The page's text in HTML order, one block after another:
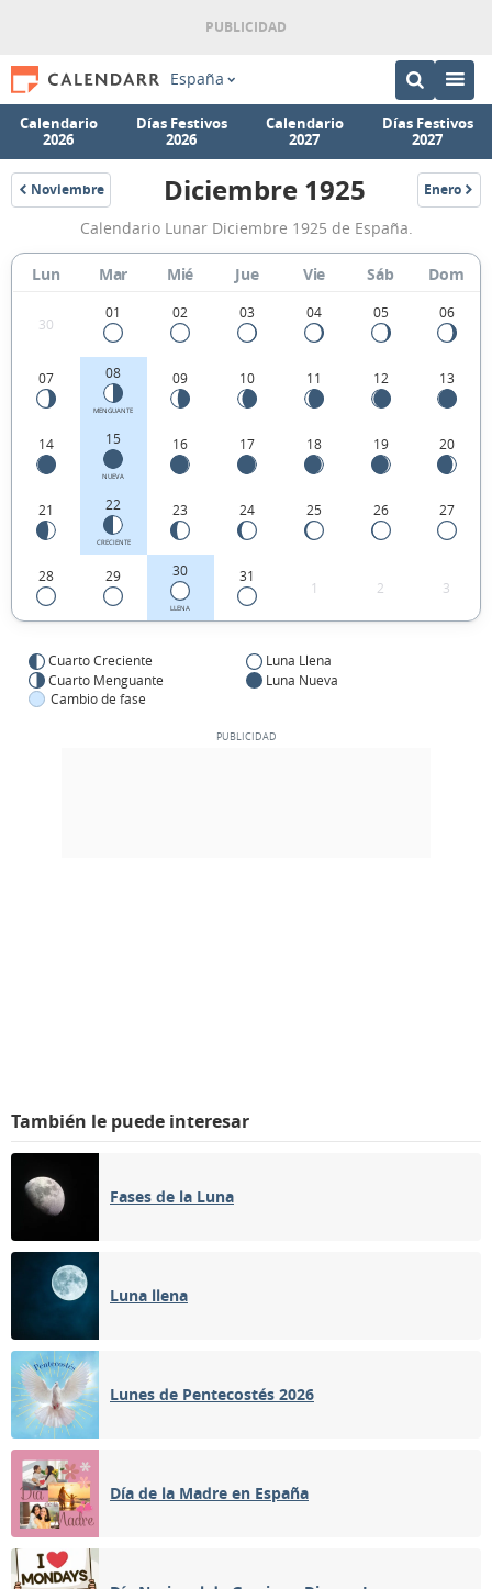
España
Calendario
2026
Días Festivos
2026
Calendario
2027
Días Festivos
2027
Noviembre
1925
Calendario
Lunar
Diciembre
1925
España.
Diciembre 1925 Enero
1926
Calendario Lunar Diciembre 1925 de España.
Lun Mar Mié Jue Vie Sáb Dom
30
01 02 03 04 05 06
07 08
MENGUANTE
09 10 11 12 13
14 15
NUEVA
16 17 18 19 20
21 22
CRECIENTE
23 24 25 26 27
28 29 30
LLENA
31
1 2 3
Cuarto Creciente
Luna Llena
Cuarto Menguante
Luna Nueva
Cambio de fase
También le puede interesar
Fases de la Luna
Luna llena
Lunes de Pentecostés 2026
Día de la Madre en España